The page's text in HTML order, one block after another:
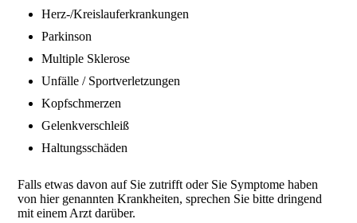
Herz-/Kreislauferkrankungen
Parkinson
Multiple Sklerose
Unfälle / Sportverletzungen
Kopfschmerzen
Gelenkverschleiß
Haltungsschäden
Falls etwas davon auf Sie zutrifft oder Sie Symptome haben
von hier genannten Krankheiten, sprechen Sie bitte dringend
mit einem Arzt darüber.